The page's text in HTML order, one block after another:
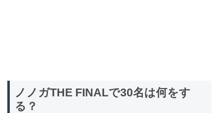
ノノガTHE FINALで30名は何をす
る？